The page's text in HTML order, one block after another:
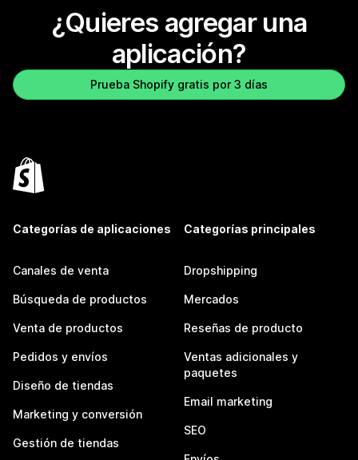
¿Quieres agregar una
aplicación?
Prueba Shopify gratis por 3 días
Categorías de aplicaciones
Canales de venta
Búsqueda de productos
Venta de productos
Pedidos y envíos
Diseño de tiendas
Marketing y conversión
Gestión de tiendas
Categorías principales
Dropshipping
Mercados
Reseñas de producto
Ventas adicionales y
paquetes
Email marketing
SEO